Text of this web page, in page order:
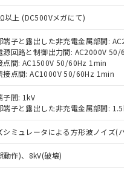
以上 (DC500Vメガにて)
端子と露出した非充電金属部間:
源回路と制御出力間: AC2000V 50/
点間: AC1500V 50/60Hz 1min
接点間: AC1000V 50/60Hz 1min
子間: 1kV
端子と露出した非充電金属部間: 1.5kV
シミュレータによる方形波ノイズ(パ
動作)、8kV(破壊)
ただき、同意のうえ
社制御機器事業取扱
および標準価格
ていただくもので
外となる商品もある
さい。
令（10物質）の非含
替える予定のある
指令（10物質）の
で、対応品を出す予
指令（10物質）の
中または確認中の
料など無形物で、有
商品です。
、非含有部品として
明した場合などや
有率が中国RoHSの
示します。
有率が中国RoHSの
を示します。
社製品のうち、外国